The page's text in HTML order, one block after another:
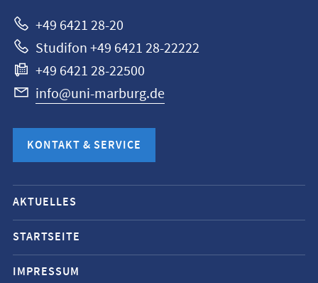
+49 6421 28-20
Studifon +49 6421 28-22222
+49 6421 28-22500
info@uni-marburg.de
KONTAKT & SERVICE
Mobile-
Service-
Navigation
und
AKTUELLES
STARTSEITE
IMPRESSUM